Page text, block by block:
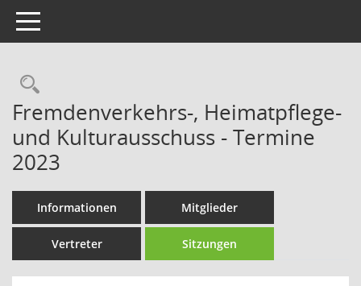
Toggle navigation
Rechercheauswahl
Fremdenverkehrs-, Heimatpflege-
und Kulturausschuss - Termine
2023
Informationen Mitglieder
Vertreter Sitzungen